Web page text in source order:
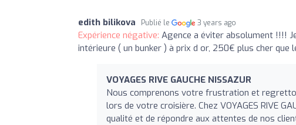
edith bilikova Publié le 3 years ago
Expérience négative: Agence a éviter absolument !!!!
intérieure ( un bunker ) à prix d or, 250€ plus cher que
VOYAGES RIVE GAUCHE NISSAZUR
Nous comprenons votre frustration et
lors de votre croisière. Chez VOYAGES RIVE
qualité et de répondre aux attentes de nos